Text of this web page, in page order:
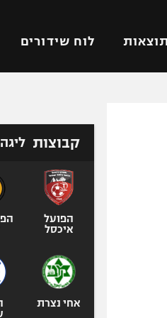
תוצאות לוח שידורים
טניס
קבוצות
הפועל
איכסל
אחי נצרת